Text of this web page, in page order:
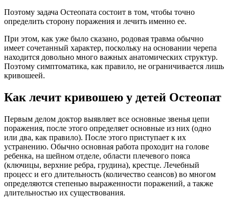
Поэтому задача Остеопата состоит в том, чтобы точно
определить сторону поражения и лечить именно ее.
При этом, как уже было сказано, родовая травма обычно
имеет сочетанный характер, поскольку на основании черепа
находится довольно много важных анатомических структур.
Поэтому симптоматика, как правило, не ограничивается лишь
кривошеей.
Как лечит кривошею у детей Остеопат
Первым делом доктор выявляет все основные звенья цепи
поражения, после этого определяет основные из них (одно
или два, как правило). После этого приступает к их
устранению. Обычно основная работа проходит на голове
ребенка, на шейном отделе, области плечевого пояса
(ключицы, верхние ребра, грудина), крестце. Лечебный
процесс и его длительность (количество сеансов) во многом
определяются степенью выраженности поражений, а также
длительностью их существования.